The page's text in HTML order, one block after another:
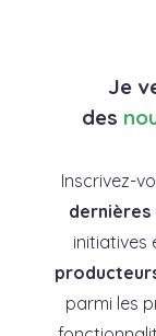
Je
des
Inscrivez-
initiatives
parmi les